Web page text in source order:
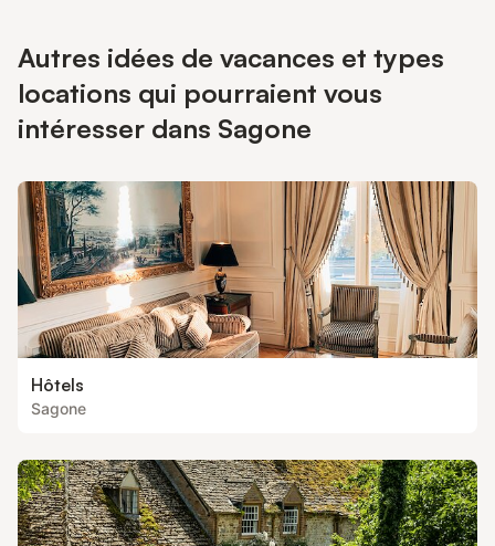
Autres idées de vacances et types
locations qui pourraient vous
intéresser dans Sagone
Hôtels
Sagone